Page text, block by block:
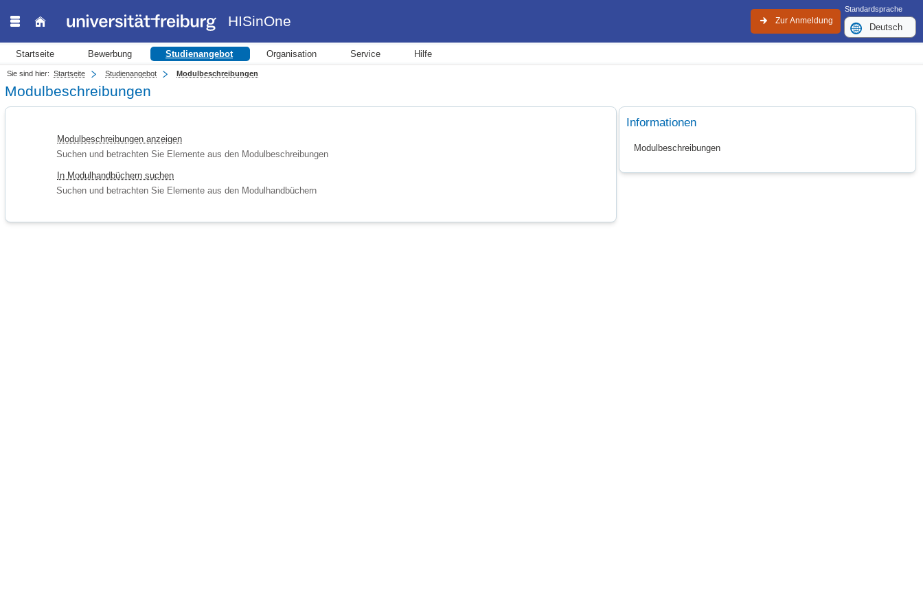
HISinOne Zur Anmeldung
Standardsprache
Startseite Bewerbung Studienangebot Organisation Service Hilfe
Sie sind hier: Startseite Studienangebot Modulbeschreibungen
Modulbeschreibungen
Modulbeschreibungen anzeigen
Suchen und betrachten Sie Elemente aus den Modulbeschreibungen
In Modulhandbüchern suchen
Suchen und betrachten Sie Elemente aus den Modulhandbüchern
Informationen
Modulbeschreibungen